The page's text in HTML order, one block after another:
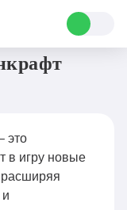
это
в игру новые